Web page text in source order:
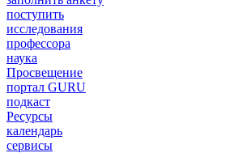
поступить
исследования
профессора
наука
Просвещение
портал GURU
подкаст
Ресурсы
календарь
сервисы